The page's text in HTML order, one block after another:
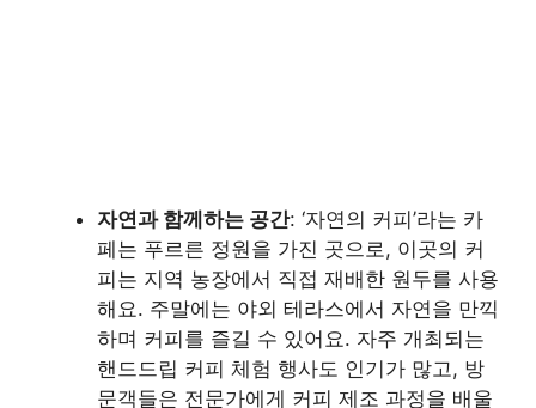
자연과 함께하는 공간: ‘자연의 커피’라는 카
페는 푸르른 정원을 가진 곳으로, 이곳의 커
피는 지역 농장에서 직접 재배한 원두를 사용
해요. 주말에는 야외 테라스에서 자연을 만끽
하며 커피를 즐길 수 있어요. 자주 개최되는
핸드드립 커피 체험 행사도 인기가 많고, 방
문객들은 전문가에게 커피 제조 과정을 배울